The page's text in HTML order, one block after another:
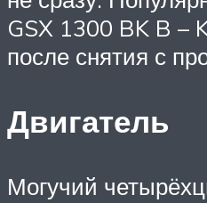
GSX 1300 BK B –
после снятия с
Двигатель
Могучий